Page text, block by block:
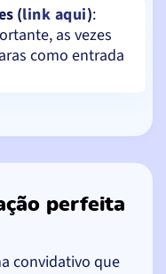
(link aqui):
as vezes
como entrada
perfeita
convidativo que